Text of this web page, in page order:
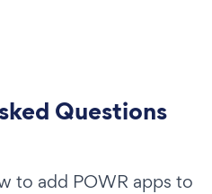
Questions
to add POWR apps to